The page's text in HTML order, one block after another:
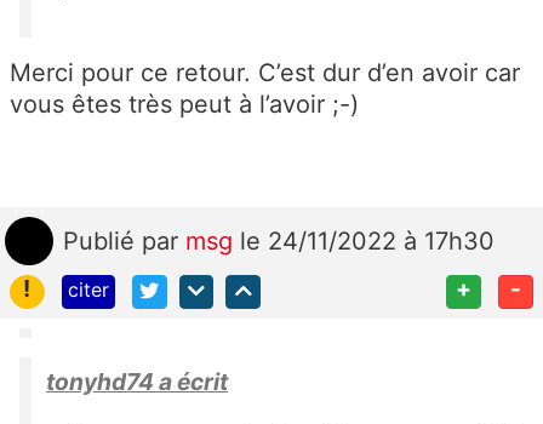
Merci pour ce retour. C’est dur d’en avoir car
vous êtes très peut à l’avoir ;-)
Publié par msg le 24/11/2022 à 17h30
!
citer + -
tonyhd74 a écrit